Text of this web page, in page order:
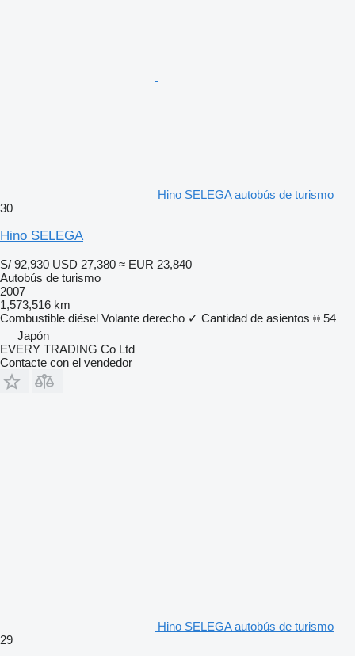
Hino SELEGA autobús de turismo
30
Hino SELEGA
S/ 92,930 USD 27,380 ≈ EUR 23,840
Autobús de turismo
2007
1,573,516 km
Combustible diésel Volante derecho ✓ Cantidad de asientos
54
Japón
EVERY TRADING Co Ltd
Contacte con el vendedor
Hino SELEGA autobús de turismo
29